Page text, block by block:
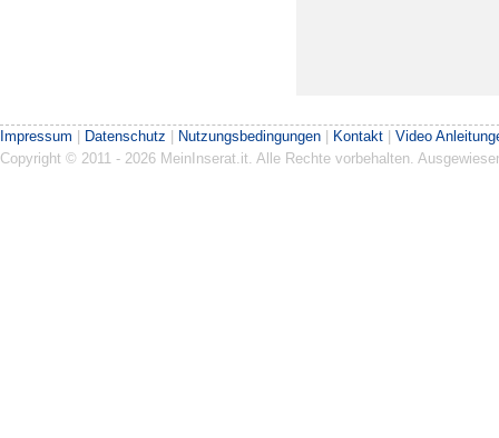
Impressum Datenschutz Nutzungsbedingungen Kontakt
Video
Copyright © 2011 - 2026 MeinInserat.it. Alle Rechte vorbehalten.